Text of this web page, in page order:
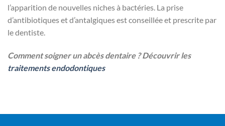
l’apparition de nouvelles niches à bactéries. La prise
d’antibiotiques et d’antalgiques est conseillée et prescrite par
le dentiste.
Comment soigner un abcès dentaire ? Découvrir les
traitements endodontiques